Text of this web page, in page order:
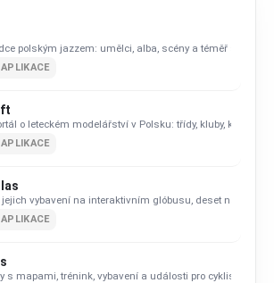
polským jazzem: umělci, alba, scény a téměř
o leteckém modelářství v Polsku: třídy, kluby,
jejich vybavení na interaktivním glóbusu, deset nástrojů
s mapami, trénink, vybavení a události pro cyklisty na